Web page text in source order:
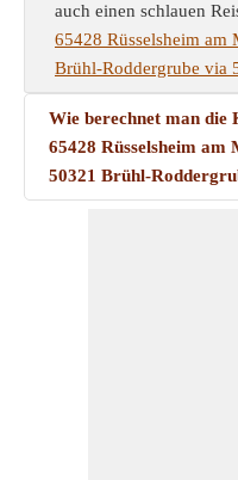
auch einen schlauen
65428 Rüsselsheim am
Brühl-Roddergrube via
Wie berechnet man
65428 Rüsselsheim am
50321 Brühl-